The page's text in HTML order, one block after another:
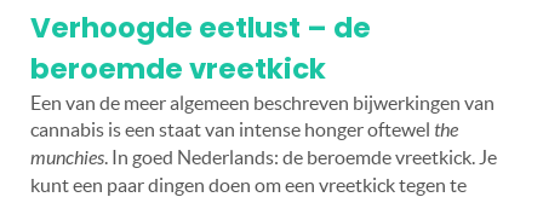
Verhoogde eetlust – de
beroemde vreetkick
Een van de meer algemeen beschreven bijwerkingen van
cannabis is een staat van intense honger oftewel the
munchies . In goed Nederlands: de beroemde vreetkick. Je
kunt een paar dingen doen om een vreetkick tegen te